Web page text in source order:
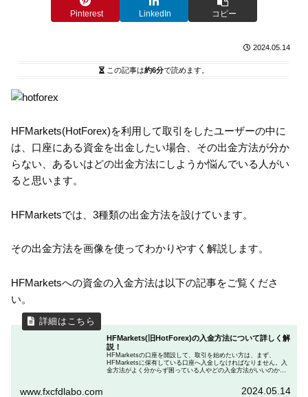
Pinterest LinkedIn コピー
2024.05.14
この記事は約6分で読めます。
HFMarkets(HotForex)を利用して取引をしたユーザーの中に
は、口座にある資金を出金したい場合、その出金方法が分か
らない、あるいはどの出金方法にしようか悩んでいる人がい
ると思います。
HFMarketsでは、3種類の出金方法を設けています。
その出金方法を画像を使ってわかりやすく解説します。
HFMarketsへの資金の入金方法は以下の記事をご覧くださ
い。
HFMarkets(旧HotForex)の入金方法について詳しく解
説！
HFMarketsの口座を開設して、取引を始めたい方は、まず、
HFMarketsに保有している口座へ入金しなければなりません。入
金方法がよく分からず困っている人やどの入金方法がいいのかわ
www.fxcfdlabo.com 2024.05.14